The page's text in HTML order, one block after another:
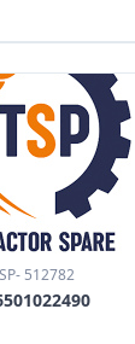
512782